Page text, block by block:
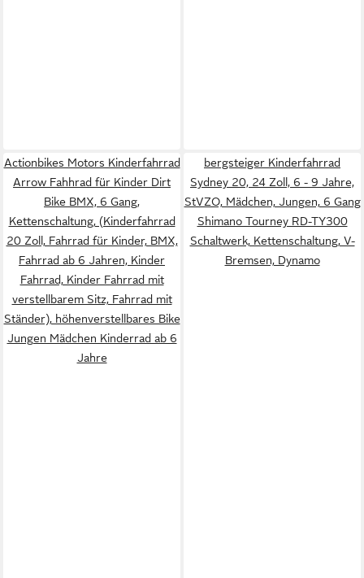
Actionbikes Motors Kinderfahrrad
Arrow Fahhrad für Kinder Dirt
Bike BMX, 6 Gang,
Kettenschaltung, (Kinderfahrrad
20 Zoll, Fahrrad für Kinder, BMX,
Fahrrad ab 6 Jahren, Kinder
Fahrrad, Kinder Fahrrad mit
verstellbarem Sitz, Fahrrad mit
Ständer), höhenverstellbares Bike
Jungen Mädchen Kinderrad ab 6
Jahre
bergsteiger Kinderfahrrad
Sydney 20, 24 Zoll, 6 - 9 Jahre,
StVZO, Mädchen, Jungen, 6 Gang
Shimano Tourney RD-TY300
Schaltwerk, Kettenschaltung, V-
Bremsen, Dynamo